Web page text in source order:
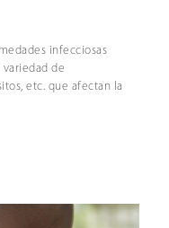
infecciosas
de
etc. que afectan la